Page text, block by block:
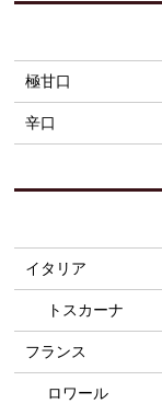
極甘口
辛口
イタリア
トスカーナ
フランス
ロワール